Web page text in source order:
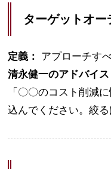
ターゲットオー
定義：
アプローチす
清永健一のアドバイス
「〇〇のコスト削減
込んでください。絞る